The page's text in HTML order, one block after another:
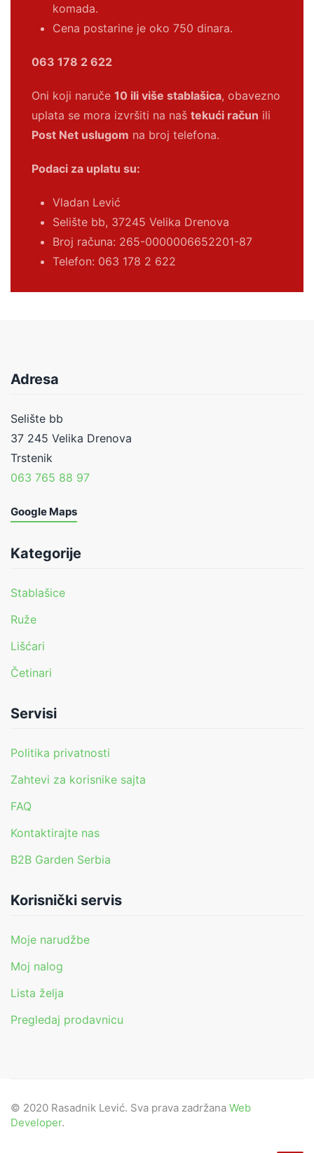
komada.
Cena postarine je oko 750 dinara.
063 178 2 622
Oni koji naruče 10 ili više stablašica, obavezno
uplata se mora izvršiti na naš tekući račun ili
Post Net uslugom na broj telefona.
Podaci za uplatu su:
Vladan Lević
Selište bb, 37245 Velika Drenova
Broj računa: 265-0000006652201-87
Telefon: 063 178 2 622
Adresa
Selište bb
37 245 Velika Drenova
Trstenik
063 765 88 97
Google Maps
Kategorije
Stablašice
Ruže
Lišćari
Četinari
Servisi
Politika privatnosti
Zahtevi za korisnike sajta
FAQ
Kontaktirajte nas
B2B Garden Serbia
Korisnički servis
Moje narudžbe
Moj nalog
Lista želja
Pregledaj prodavnicu
© 2020 Rasadnik Lević. Sva prava zadržana Web
Developer.